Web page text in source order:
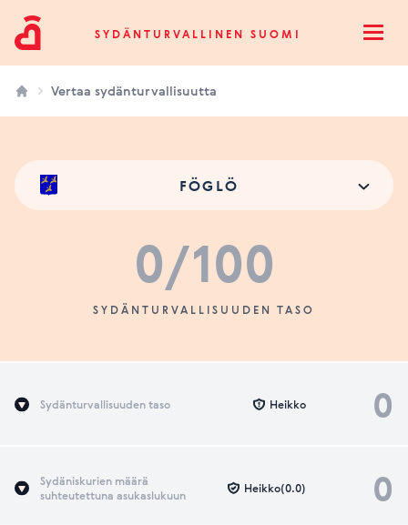
Sydänturvallinen SuomiSYDÄNTURVALLINEN SUOMI
Vertaa sydänturvallisuutta
FÖGLÖ
0/100
SYDÄNTURVALLISUUDEN TASO
Sydänturvallisuuden taso 0
Heikko
Sydäniskurien määrä
suhteutettuna asukaslukuun
0
Heikko(0.0)